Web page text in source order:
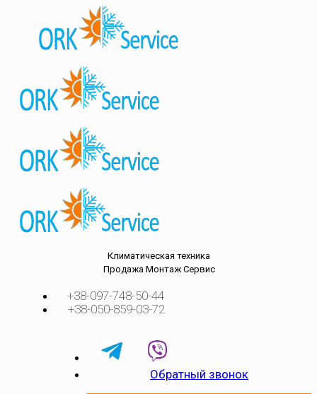
Климатическая техника
Продажа Монтаж Сервис
+38-097-748-50-44
+38-050-859-03-72
Обратный звонок